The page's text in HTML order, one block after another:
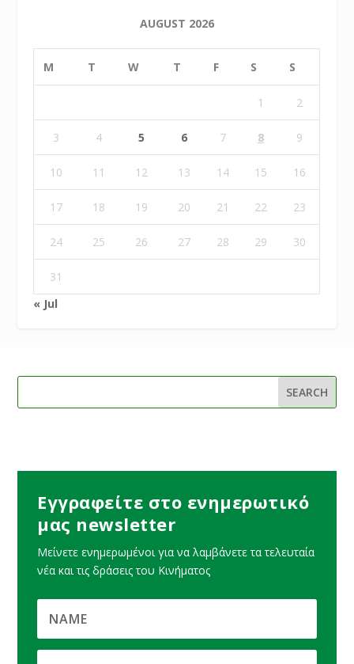
AUGUST 2026
M T W T F S S
1 2
3 4 5 6 7 8 9
10 11 12 13 14 15 16
17 18 19 20 21 22 23
24 25 26 27 28 29 30
31
« Jul
Εγγραφείτε στο ενημερωτικό
μας newsletter
Μείνετε ενημερωμένοι για να λαμβάνετε τα τελευταία
νέα και τις δράσεις του Κινήματος